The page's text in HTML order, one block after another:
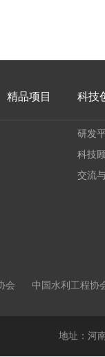
精品项目 科技
研发
科技
交流
会 中国水利工程协
地址：河